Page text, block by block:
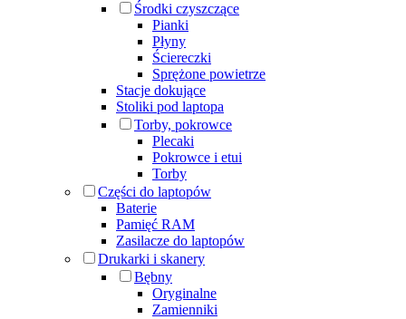
Środki czyszczące
Pianki
Płyny
Ściereczki
Sprężone powietrze
Stacje dokujące
Stoliki pod laptopa
Torby, pokrowce
Plecaki
Pokrowce i etui
Torby
Części do laptopów
Baterie
Pamięć RAM
Zasilacze do laptopów
Drukarki i skanery
Bębny
Oryginalne
Zamienniki